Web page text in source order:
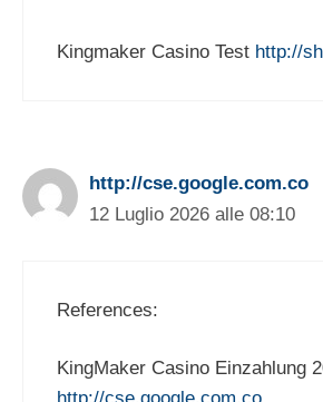
Kingmaker Casino Test http://
http://cse.google.com.co
12 Luglio 2026 alle 08:10
References:
KingMaker Casino Einzahlung